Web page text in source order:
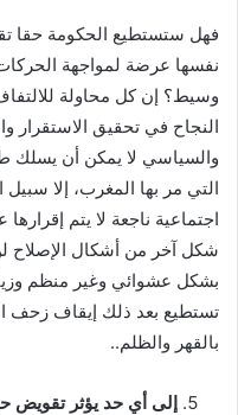
فهل ستستطيع الحكومة حقا
نفسها عرضة لمواجهة
وسيط؟ إن كل محاولة
النجاح في تحقيق الاستقرار
والسياسي لا يمكن أن يسلك
التي مر بها المغرب، إلا
اجتماعية ناجعة لا يتم
شكل آخر من أشكال الإصلاح
بشكل عشوائي وغير منظم
تستطيع بعد ذلك إيقاف زحف
بالقهر والظلم..
إلى أي حد يؤثر تقويض